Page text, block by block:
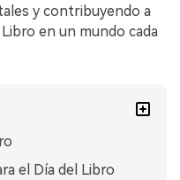
y contribuyendo a
en un mundo cada
el Día del Libro